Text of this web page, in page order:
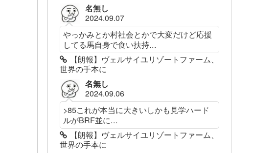
名無し
2024.09.07
やっかみとか村社会とかで大変だけど応援
してる馬自身で食い扶持...
【朗報】ヴェルサイユリゾートファーム、
世界の手本に
名無し
2024.09.06
>85これが本当に大きいしかも見学ハード
ルがBRF並に...
【朗報】ヴェルサイユリゾートファーム、
世界の手本に